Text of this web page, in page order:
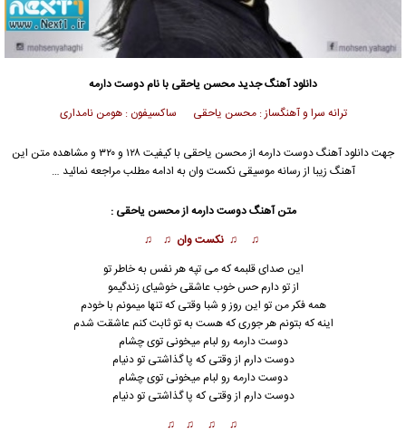
دانلود آهنگ جدیدمحسن یاحقی با نام دوست دارمه
ترانه سرا و آهنگساز : محسن یاحقی ساکسیفون : هومن نامداری
جهت دانلود آهنگ دوست دارمه ازمحسن یاحقی
با کیفیت ۱۲۸ و ۳۲۰ و مشاهده متن این
آهنگ زیبا از رسانه موسیقی نکست وان به ادامه مطلب مراجعه نمائید …
متن آهنگ دوست دارمه از محسن یاحقی :
♫ ♫ نکست وان ♫ ♫
این صدای قلبمه که می تپه هر نفس به خاطر تو
از تو دارم حس خوب عاشقی خوشیای زندگیمو
همه فکر من تو این روز و شبا وقتی که تنها میمونم با خودم
اینه که بتونم هر جوری که هست به تو ثابت کنم عاشقت شدم
دوست دارمه رو لبام میخونی توی چشام
دوست دارم از وقتی که پا گذاشتی تو دنیام
دوست دارمه رو لبام میخونی توی چشام
دوست دارم از وقتی که پا گذاشتی تو دنیام
♫ ♫ ♫ ♫